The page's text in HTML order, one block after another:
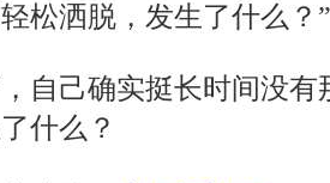
松洒脱，发生了什么？”
自己确实挺长时间没
什么？